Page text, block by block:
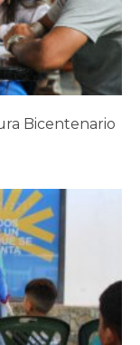
Bicentenario